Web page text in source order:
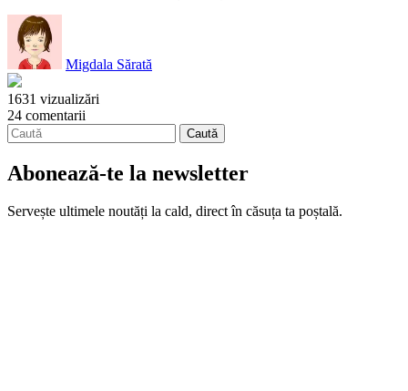
Migdala Sărată
1631 vizualizări
24 comentarii
Abonează-te la newsletter
Servește ultimele noutăți la cald, direct în căsuța ta poștală.